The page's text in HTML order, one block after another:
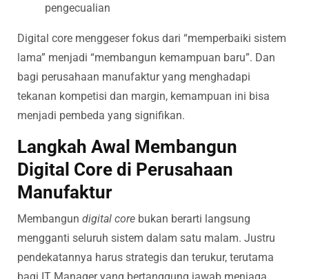
pengecualian
Digital core menggeser fokus dari “memperbaiki sistem
lama” menjadi “membangun kemampuan baru”. Dan
bagi perusahaan manufaktur yang menghadapi
tekanan kompetisi dan margin, kemampuan ini bisa
menjadi pembeda yang signifikan.
Langkah Awal Membangun
Digital Core di Perusahaan
Manufaktur
Membangun digital core bukan berarti langsung
mengganti seluruh sistem dalam satu malam. Justru
pendekatannya harus strategis dan terukur, terutama
bagi IT Manager yang bertanggung jawab menjaga